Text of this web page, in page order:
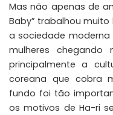
Mas não apenas de
Baby” trabalhou
a sociedade
mulheres
principalmente a
coreana que cobra
fundo foi tão
os motivos de Ha-ri